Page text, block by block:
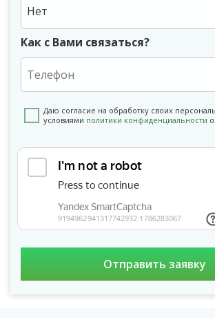
Нет
Как с Вами связаться?
Даю согласие на обработку своих
условиями политики конфиденциальности